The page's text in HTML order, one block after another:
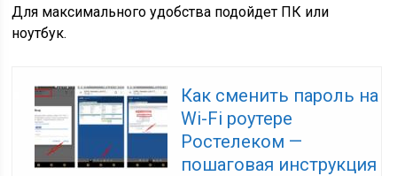
Для максимального удобства подойдет ПК или
ноутбук.
Как сменить пароль на
Wi-Fi роутере
Ростелеком —
пошаговая инструкция